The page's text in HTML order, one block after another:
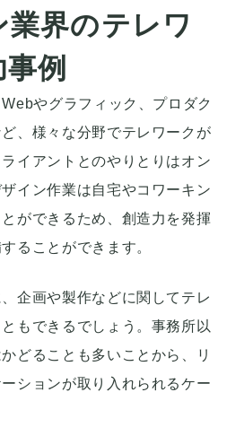
業界のテレワ
例
やグラフィック、プロダク
ど、様々な分野でテレワークが
イアントとのやりとりはオン
イン作業は自宅やコワーキン
ができるため、創造力を発揮
ることができます。
企画や製作などに関してテレ
もできるでしょう。事務所以
どることも多いことから、リ
ションが取り入れられるケー